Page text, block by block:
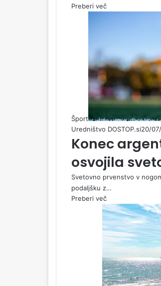
Preberi več
Šport
Uredništvo DOSTOP.si20/
Konec
osvojila
Svetovno prvenstvo v
podaljšku z…
Preberi več